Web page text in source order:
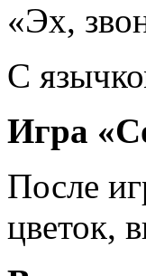
«Эх,
С
Игра
После
цветок,